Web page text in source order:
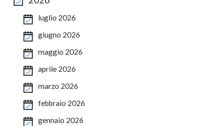
luglio 2026
giugno 2026
maggio 2026
aprile 2026
marzo 2026
febbraio 2026
gennaio 2026